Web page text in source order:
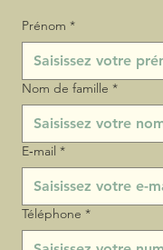
Prénom *
Nom de famille *
E‑mail *
Téléphone *